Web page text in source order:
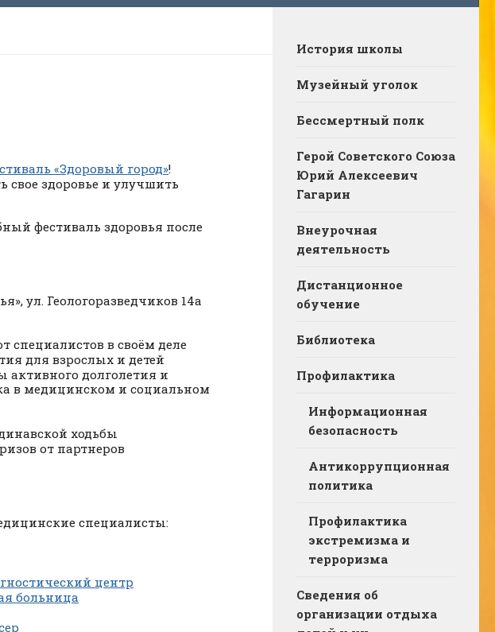
«Здоровый город»!
здоровье и улучшить
фестиваль здоровья после
ул. Геологоразведчиков 14а
в своём деле
для взрослых и детей
активного долголетия и
в медицинском и социальном
ходьбы
от партнеров
специалисты:
центр
больница
История школы
Музейный уголок
Бессмертный полк
Герой Советского Союза
Юрий Алексеевич
Гагарин
Внеурочная
деятельность
Дистанционное
обучение
Библиотека
Профилактика
Информационная
безопасность
Антикоррупционная
политика
Профилактика
экстремизма и
терроризма
Сведения об
организации отдыха